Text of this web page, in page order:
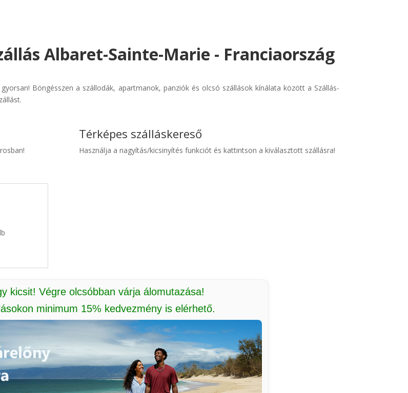
Albaret-Sainte-Marie - Franciaország
Böngésszen a szállodák, apartmanok, panziók és olcsó szállások kínálata között a Szállás-
Térképes szálláskereső
Használja a nagyítás/kicsinyítés funkciót és kattintson a kiválasztott szállásra!
kicsit! Végre olcsóbban várja álomutazása!
minimum 15% kedvezmény is elérhető.